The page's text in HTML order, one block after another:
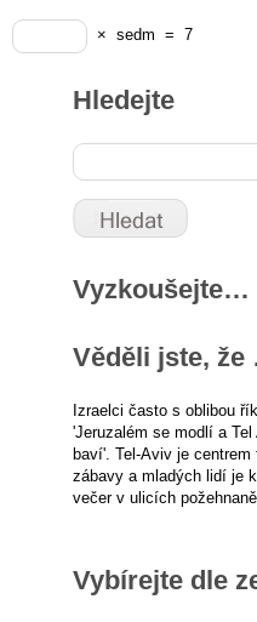
× sedm = 7
Hledejte
Vyzkoušejte…
Věděli jste,
Izraelci často s oblibou
'Jeruzalém se modlí a
baví'. Tel-Aviv je centrem
zábavy a mladých lidí je
večer v ulicích
Vybírejte dle